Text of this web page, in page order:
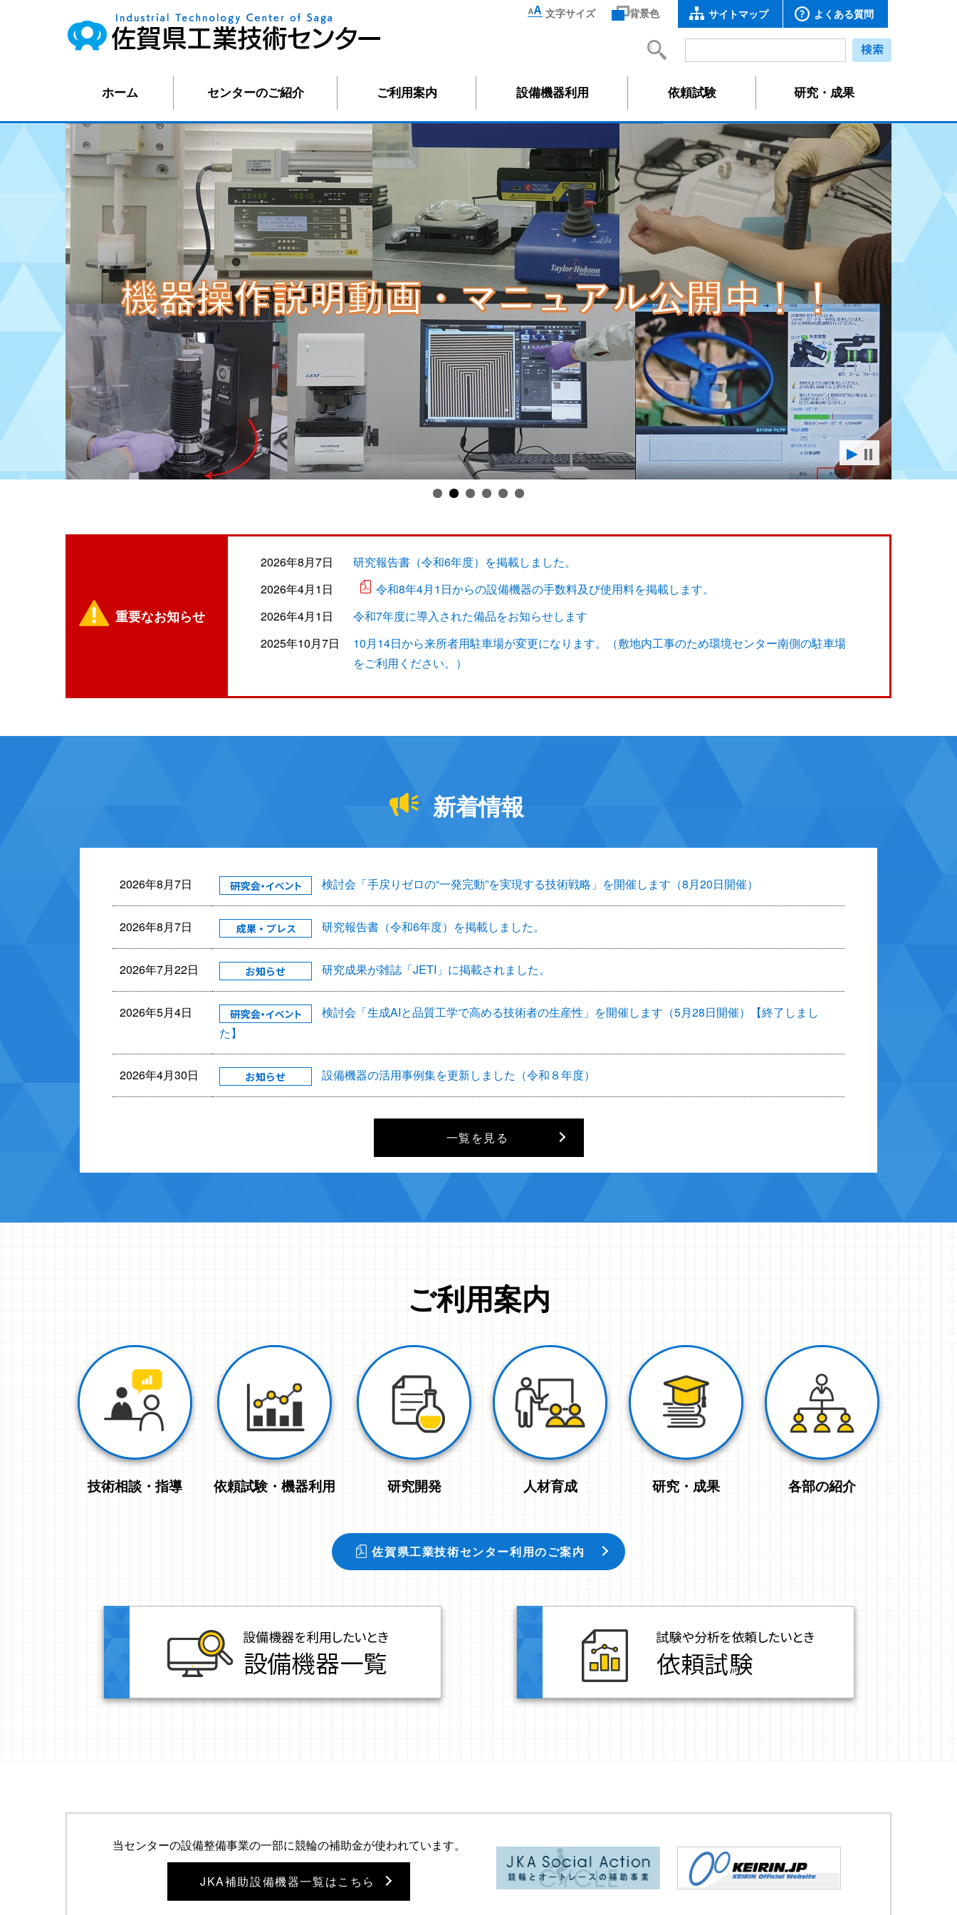
文字サイズ 背景色 サイトマップ よくある質問
ホーム センターのご紹介 ご利用案内 設備機器利用 依頼試験 研究・成果
重要なお知らせ
2026年8月7日
研究報告書（令和6年度）を掲載しました。
2026年4月1日
令和8年4月1日からの設備機器の手数料及び使用料を掲載します。
2026年4月1日
令和7年度に導入された備品をお知らせします
2025年10月7日
10月14日から来所者用駐車場が変更になります。（敷地内工事のため環境センター南側の駐車場
をご利用ください。）
新着情報
2026年8月7日 検討会「手戻りゼロの“一発完動”を実現する技術戦略」を開催します（8月20日開催）
2026年8月7日 研究報告書（令和6年度）を掲載しました。
2026年7月22日 研究成果が雑誌「JETI」に掲載されました。
2026年5月4日
検討会「生成AIと品質工学で高める技術者の生産性」を開催します（5月28日開催）【終了しまし
た】
2026年4月30日 設備機器の活用事例集を更新しました（令和８年度）
一覧を見る
ご利用案内
技術相談・指導 依頼試験・機器利用 研究開発 人材育成 研究・成果 各部の紹介
佐賀県工業技術センター利用のご案内
当センターの設備整備事業の一部に競輪の補助金が使われています。
JKA補助設備機器一覧はこちら